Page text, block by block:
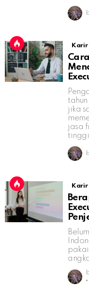
Karir
jika
jasa
Karir